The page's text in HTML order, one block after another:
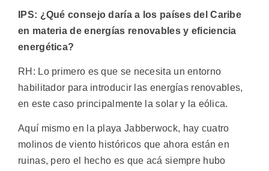
IPS: ¿Qué consejo daría a los países del Caribe
en materia de energías renovables y eficiencia
energética?
RH: Lo primero es que se necesita un entorno
habilitador para introducir las energías renovables,
en este caso principalmente la solar y la eólica.
Aquí mismo en la playa Jabberwock, hay cuatro
molinos de viento históricos que ahora están en
ruinas, pero el hecho es que acá siempre hubo